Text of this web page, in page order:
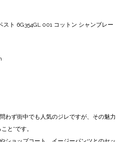
ト 6G354GL 001 コットン シャンブレー
わず街中でも人気のジレですが、その魅力
と”です。